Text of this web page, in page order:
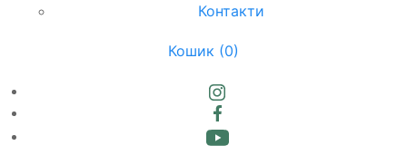
Контакти
Кошик (0)